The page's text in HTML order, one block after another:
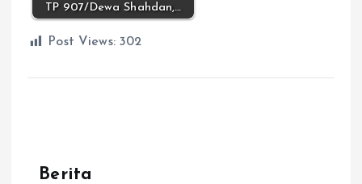
TP 907/Dewa Shahdan,…
Post Views: 302
Berita